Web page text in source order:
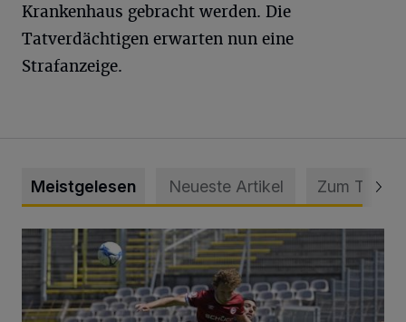
Krankenhaus gebracht werden. Die
Tatverdächtigen erwarten nun eine
Strafanzeige.
Meistgelesen Neueste Artikel Zum Thema
WSV: Übertragung im Barmer Bahnhof und klare Ansage